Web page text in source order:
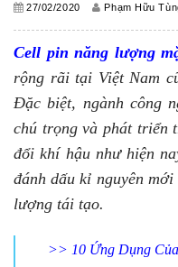
27/02/2020 Phạm Hữu
Cell pin năng lượng
rộng rãi tại Việt Nam
Đặc biệt, ngành công
chú trọng và phát triển
đổi khí hậu như hiện
đánh dấu kỉ nguyên
lượng tái tạo.
>> 10 Ứng Dụng